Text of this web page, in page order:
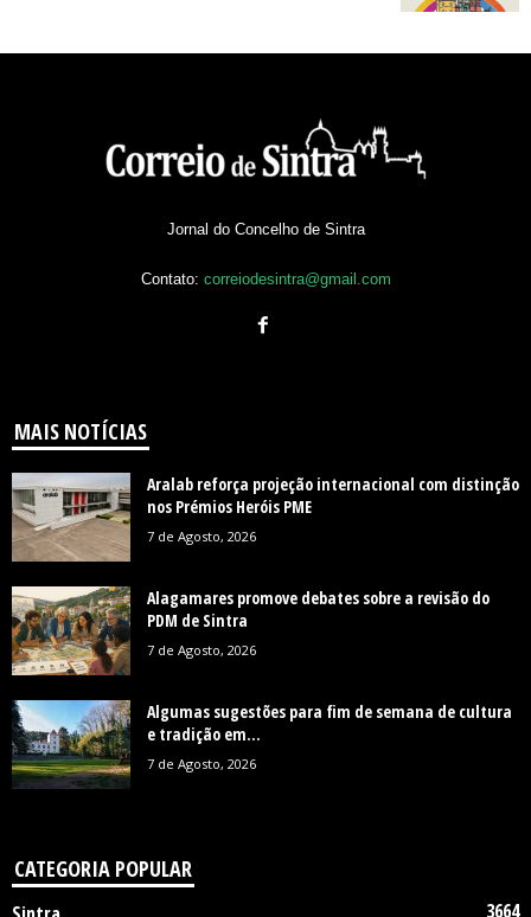
Jornal do Concelho de Sintra
Contato: correiodesintra@gmail.com
MAIS NOTÍCIAS
Aralab reforça projeção internacional com distinção
nos Prémios Heróis PME
7 de Agosto, 2026
Alagamares promove debates sobre a revisão do
PDM de Sintra
7 de Agosto, 2026
Algumas sugestões para fim de semana de cultura
e tradição em...
7 de Agosto, 2026
CATEGORIA POPULAR
3664